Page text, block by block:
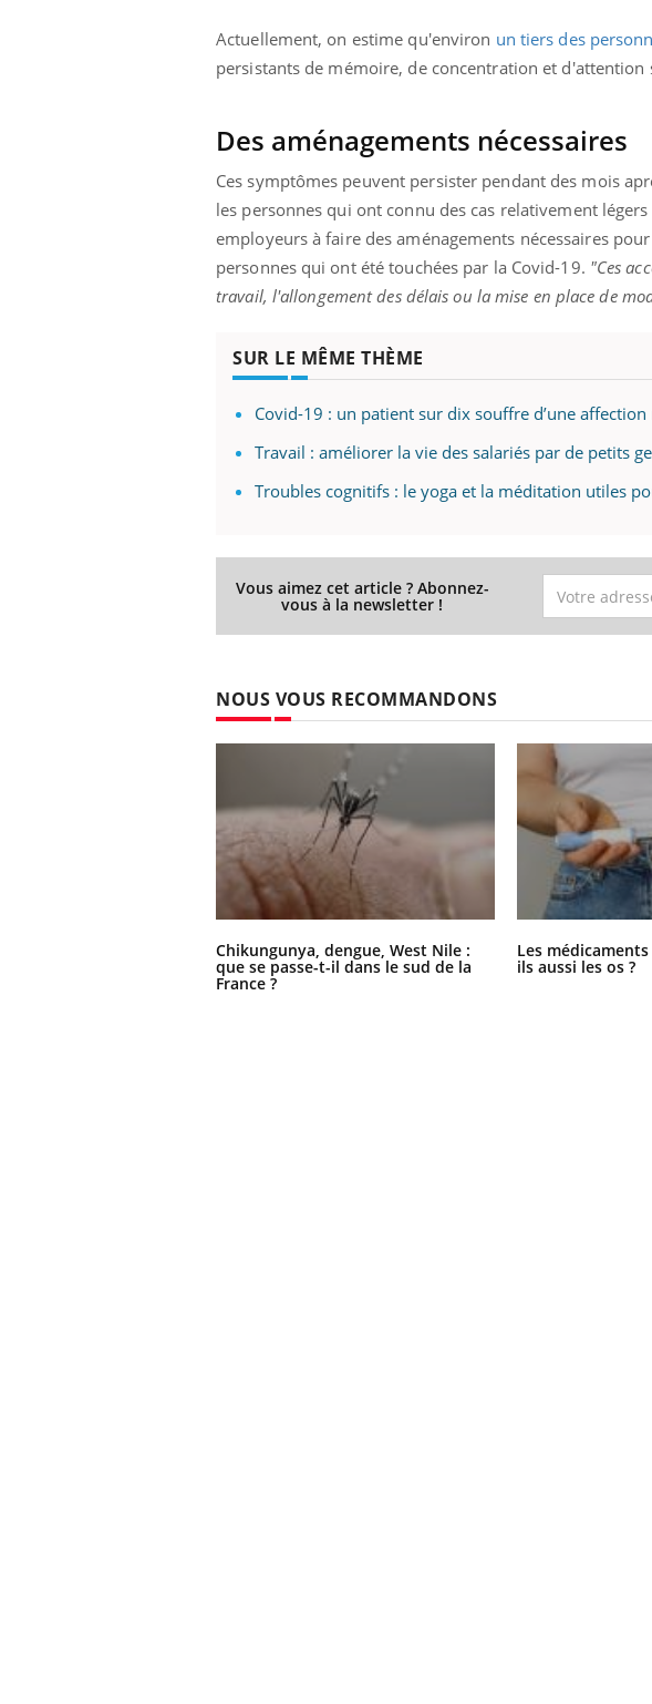
Actuellement, on estime qu'environ un tiers des
persistants de mémoire, de concentration et d'attention
Des aménagements nécessaires
Ces symptômes peuvent persister pendant des mois
les personnes qui ont connu des cas relativement
employeurs à faire des aménagements nécessaires
personnes qui ont été touchées par la Covid-19. "Ces
travail, l'allongement des délais ou la mise en place de
SUR LE MÊME THÈME
Covid-19 : un patient sur dix souffre d’une
Travail : améliorer la vie des salariés par de petits
Troubles cognitifs : le yoga et la méditation utiles
Vous aimez cet article ? Abonnez-
vous à la newsletter !
NOUS VOUS RECOMMANDONS
Chikungunya, dengue, West Nile :
que se passe-t-il dans le sud de la
France ?
Les
ils aussi les os ?
Le Ramadan approche, et, pour de
nombreuses personnes atteintes de
diabète, c'est une période de questions, de
mutualiste innove en
santé : l'utilisation d'un
numérique » permet ...